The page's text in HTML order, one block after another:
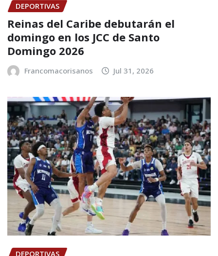
DEPORTIVAS
Reinas del Caribe debutarán el
domingo en los JCC de Santo
Domingo 2026
Francomacorisanos Jul 31, 2026
DEPORTIVAS